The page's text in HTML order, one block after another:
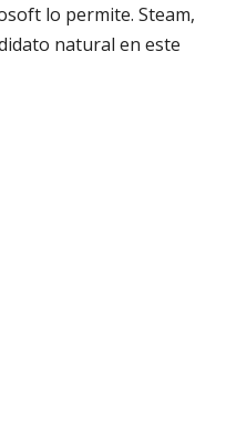
lo permite. Steam,
natural en este